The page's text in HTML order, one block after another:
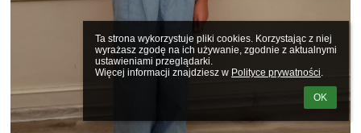
Ta strona wykorzystuje pliki cookies. Korzystając z niej
wyrażasz zgodę na ich używanie, zgodnie z aktualnymi
ustawieniami przeglądarki.
Więcej informacji znajdziesz w Polityce prywatności.
OK